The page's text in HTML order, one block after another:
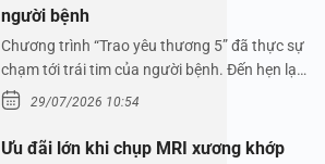
người bệnh
Chương trình “Trao yêu thương 5” đã thực sự
chạm tới trái tim của người bệnh. Đến hẹn lại
lên,…29/07/2026 10:54
Ưu đãi lớn khi chụp MRI xương khớp